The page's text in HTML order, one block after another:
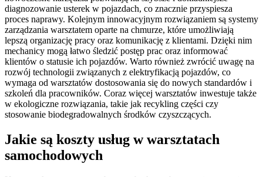
diagnozowanie usterek w pojazdach, co znacznie przyspiesza
proces naprawy. Kolejnym innowacyjnym rozwiązaniem są systemy
zarządzania warsztatem oparte na chmurze, które umożliwiają
lepszą organizację pracy oraz komunikację z klientami. Dzięki nim
mechanicy mogą łatwo śledzić postęp prac oraz informować
klientów o statusie ich pojazdów. Warto również zwrócić uwagę na
rozwój technologii związanych z elektryfikacją pojazdów, co
wymaga od warsztatów dostosowania się do nowych standardów i
szkoleń dla pracowników. Coraz więcej warsztatów inwestuje także
w ekologiczne rozwiązania, takie jak recykling części czy
stosowanie biodegradowalnych środków czyszczących.
Jakie są koszty usług w warsztatach
samochodowych